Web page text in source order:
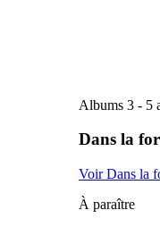
Albums 3 - 5
Dans la
Voir Dans la
À paraître